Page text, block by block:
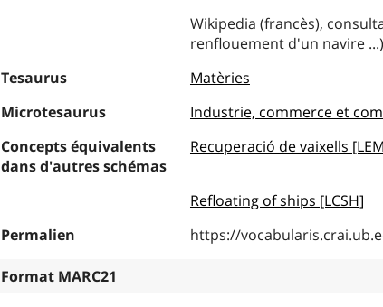
Wikipedia (francès),
renflouement d'un navire ...)
Tesaurus
Matèries
Microtesaurus
Industrie, commerce et
Concepts équivalents
dans d'autres schémas
Recuperació de vaixells
Refloating of ships [LCSH]
Permalien
https://
Format MARC21